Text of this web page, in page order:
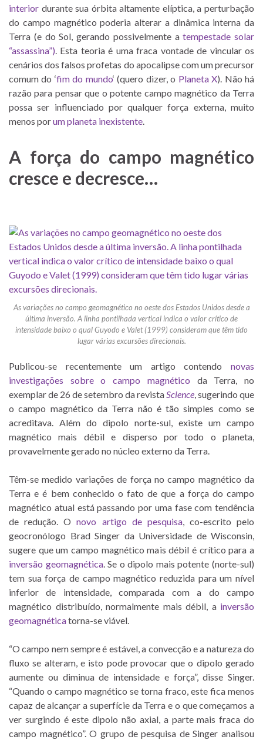
interior durante sua órbita altamente elíptica, a perturbação
do campo magnético poderia alterar a dinâmica interna da
Terra (e do Sol, gerando possivelmente atempestade solar
“assassina”) . Esta teoria é uma fraca vontade de vincular os
cenários dos falsos profetas do apocalipse com um precursor
comum do ‘fim do mundo‘ (quero dizer, o Planeta X). Não há
razão para pensar que o potente campo magnético da Terra
possa ser influenciado por qualquer força externa, muito
menos porum planeta inexistente
A força do campo magnético
cresce e decresce…
As variações no campo geomagnético no oeste dos Estados Unidos desde a
última inversão. A linha pontilhada vertical indica o valor crítico de
intensidade baixo o qual Guyodo e Valet (1999) consideram que têm tido
lugar várias excursões direcionais.
Publicou-se recentemente um artigo contendo novas
investigações sobre o campo magnético da Terra, no
exemplar de 26 de setembro da revista Science , sugerindo que
o campo magnético da Terra não é tão simples como se
acreditava. Além do dipolo norte-sul, existe um campo
magnético mais débil e disperso por todo o planeta,
provavelmente gerado no núcleo externo da Terra.
Têm-se medido variações de força no campo magnético da
Terra e é bem conhecido o fato de que a força do campo
magnético atual está passando por uma fase com tendência
de redução. Onovo artigo de pesquisa, co-escrito pelo
geocronólogo Brad Singer da Universidade de Wisconsin,
sugere que um campo magnético mais débil é crítico para a
inversão geomagnética. Se o dipolo mais potente (norte-sul)
tem sua força de campo magnético reduzida para um nível
inferior de intensidade, comparada com a do campo
magnético distribuído, normalmente mais débil, a inversão
geomagnéticatorna-se viável.
“O campo nem sempre é estável, a convecção e a natureza do
fluxo se alteram, e isto pode provocar que o dipolo gerado
aumente ou diminua de intensidade e força”, disse Singer.
“Quando o campo magnético se torna fraco, este fica menos
capaz de alcançar a superfície da Terra e o que começamos a
ver surgindo é este dipolo não axial, a parte mais fraca do
campo magnético”. O grupo de pesquisa de Singer analisou